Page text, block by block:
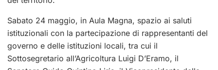
Sabato 24 maggio, in Aula Magna, spazio ai saluti
istituzionali con la partecipazione di rappresentanti del
governo e delle istituzioni locali, tra cui il
Sottosegretario all’Agricoltura Luigi D’Eramo, il